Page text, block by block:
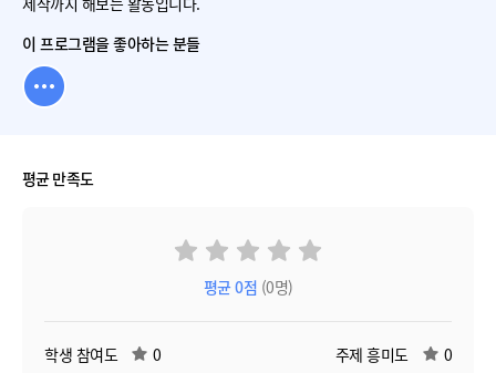
이 프로그램을 좋아하는 분들
평균 만족도
평균0점 (0명)
학생 참여도 0 주제 흥미도
0